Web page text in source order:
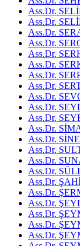
Ass.Dr.
Ass.Dr.
Ass.Dr.
Ass.Dr.
Ass.Dr.
Ass.Dr.
Ass.Dr.
Ass.Dr.
Ass.Dr.
Ass.Dr.
Ass.Dr.
Ass.Dr.
Ass.Dr.
Ass.Dr.
Ass.Dr.
Ass.Dr.
Ass.Dr.
Ass.Dr.
Ass.Dr.
Ass.Dr.
Ass.Dr.
Ass.Dr.